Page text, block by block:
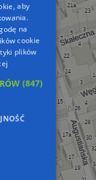
aby
na
cookie
plików
(847)